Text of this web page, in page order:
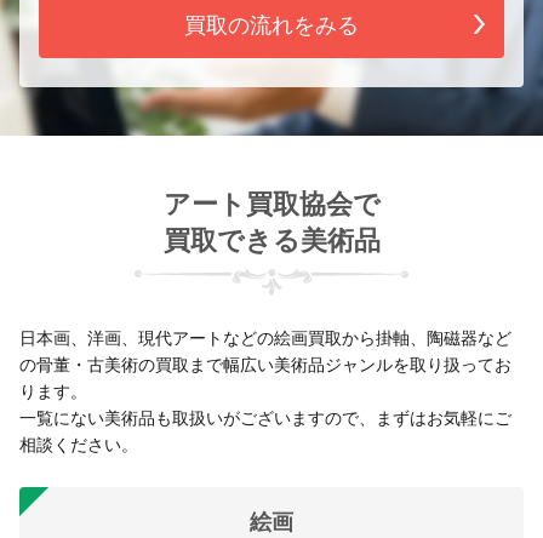
買取の流れをみる
アート買取協会で
買取できる美術品
日本画、洋画、現代アートなどの絵画買取から掛軸、陶磁器など
の骨董・古美術の買取まで幅広い美術品ジャンルを取り扱ってお
ります。
一覧にない美術品も取扱いがございますので、まずはお気軽にご
相談ください。
絵画